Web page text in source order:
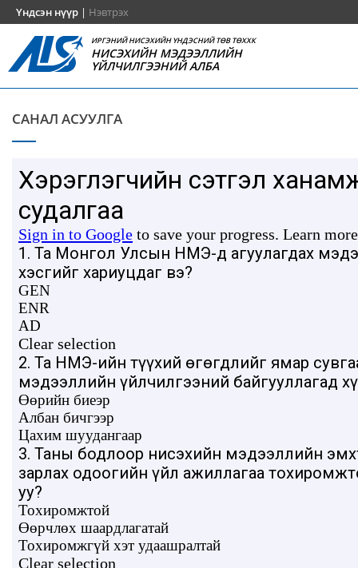
Үндсэн нүүр | Нэвтрэх
ИРГЭНИЙ НИСЭХИЙН ҮНДЭСНИЙ ТӨВ ТӨХХК
НИСЭХИЙН МЭДЭЭЛЛИЙН
ҮЙЛЧИЛГЭЭНИЙ АЛБА
САНАЛ АСУУЛГА